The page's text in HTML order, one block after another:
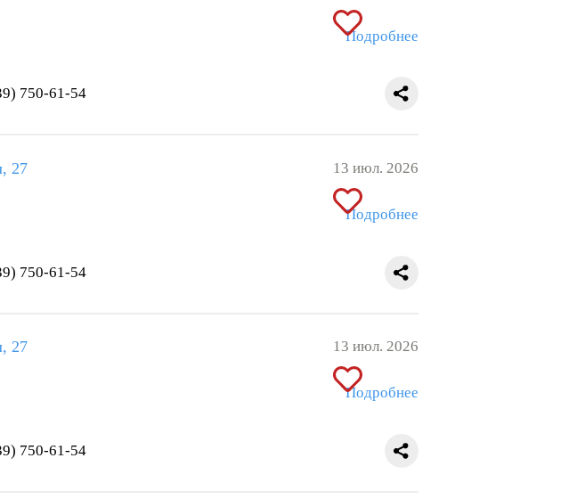
Подробнее
750-61-54
27 13 июл. 2026
Подробнее
750-61-54
27 13 июл. 2026
Подробнее
750-61-54